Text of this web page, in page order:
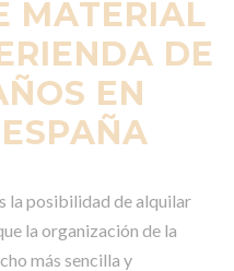
MATERIAL
DE
EN
la posibilidad de alquilar
la organización de la
más sencilla y